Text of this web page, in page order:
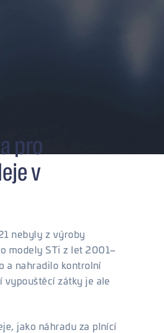
pro
v
nebyly z výroby
modely STi z let 2001–
a nahradilo kontrolní
vypouštěcí zátky je ale
jako náhradu za plnící